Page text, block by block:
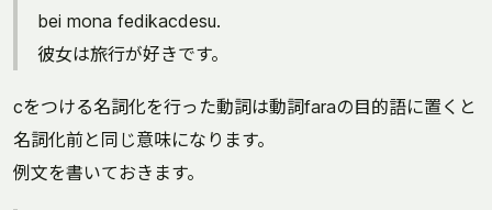
bei mona fedikacdesu.
彼女は旅行が好きです。
cをつける名詞化を行った動詞は動詞faraの目的語に置くと
名詞化前と同じ意味になります。
例文を書いておきます。